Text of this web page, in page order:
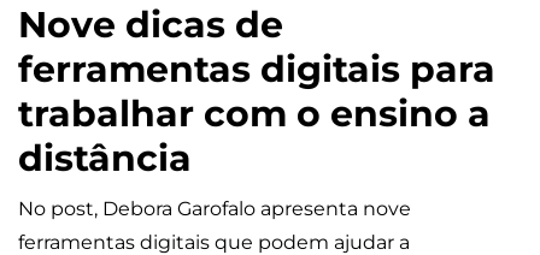
Nove dicas de
ferramentas digitais para
trabalhar com o ensino a
distância
No post, Debora Garofalo apresenta nove
ferramentas digitais que podem ajudar a